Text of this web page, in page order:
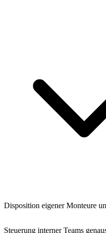
Disposition eigener Monteure
Steuerung interner Teams